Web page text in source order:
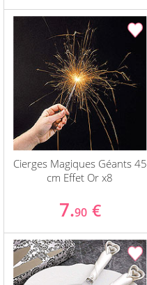
Cierges Magiques Géants 45
cm Effet Or x8
7.90 €